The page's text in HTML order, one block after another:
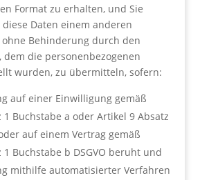
Format zu erhalten, und Sie
diese Daten einem anderen
Behinderung durch den
die personenbezogenen
wurden, zu übermitteln, sofern:
auf einer Einwilligung gemäß
1 Buchstabe a oder Artikel 9 Absatz
auf einem Vertrag gemäß
Buchstabe b DSGVO beruht und
mithilfe automatisierter Verfahren